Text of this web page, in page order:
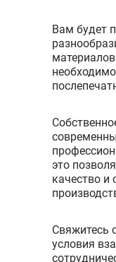
Вам будет
это
качество и
Свяжитесь
условия